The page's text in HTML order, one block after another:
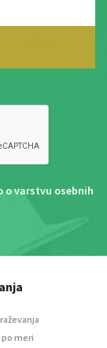
o varstvu osebnih
po meri